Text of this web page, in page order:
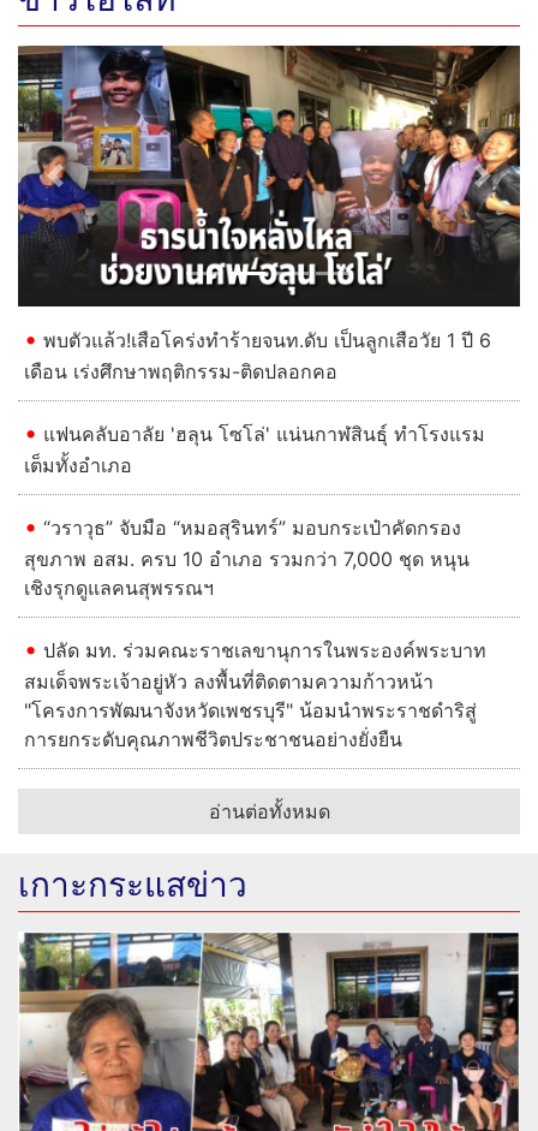
Previous Next
พบตัวแล้ว!เสือโคร่งทำร้ายจนท.ดับ เป็นลูกเสือวัย 1 ปี 6
เดือน เร่งศึกษาพฤติกรรม-ติดปลอกคอ
แฟนคลับอาลัย 'ฮลุน โซโล่' แน่นกาฬสินธุ์ ทำโรงแรม
เต็มทั้งอำเภอ
“วราวุธ” จับมือ “หมอสุรินทร์” มอบกระเป๋าคัดกรอง
สุขภาพ อสม. ครบ 10 อำเภอ รวมกว่า 7,000 ชุด หนุน
เชิงรุกดูแลคนสุพรรณฯ
ปลัด มท. ร่วมคณะราชเลขานุการในพระองค์พระบาท
สมเด็จพระเจ้าอยู่หัว ลงพื้นที่ติดตามความก้าวหน้า
"โครงการพัฒนาจังหวัดเพชรบุรี" น้อมนำพระราชดำริสู่
การยกระดับคุณภาพชีวิตประชาชนอย่างยั่งยืน
อ่านต่อทั้งหมด
เกาะกระแสข่าว